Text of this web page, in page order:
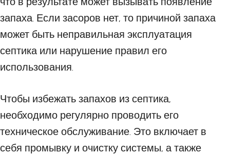
запаха. Если засоров нет, то причиной запаха
может быть неправильная эксплуатация
септика или нарушение правил его
использования.
Чтобы избежать запахов из септика,
необходимо регулярно проводить его
техническое обслуживание. Это включает в
себя промывку и очистку системы, а также